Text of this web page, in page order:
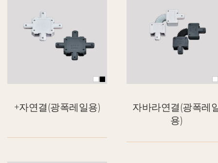
+자연결(광폭레일용)
자바라연결(광폭레
용)